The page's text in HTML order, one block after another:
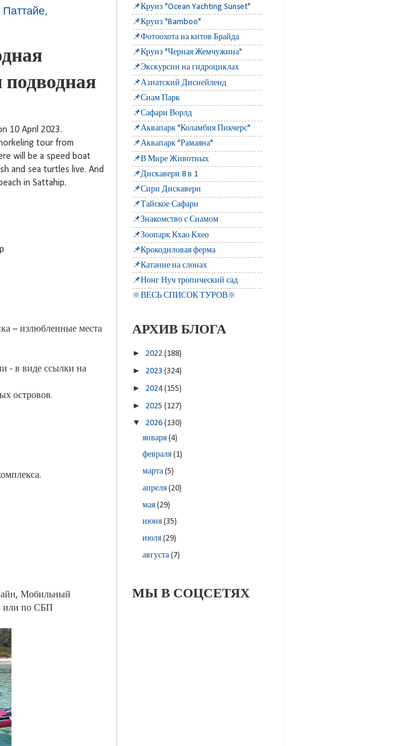
подводная
10 April 2023.
tour from
will be a speed boat
and sea turtles live. And
in Sattahip.
– излюбленные места
- в виде ссылки на
островов.
Мобильный
или по СБП
📌Круиз "Ocean Yachting Sunset"
📌Круиз "Bamboo"
📌Фотоохота на китов Брайда
📌Круиз "Черная Жемчужина"
📌Экскурсии на гидроциклах
📌Азиатский Диснейленд
📌Сиам Парк
📌Сафари Ворлд
📌Аквапарк "Коламбия Пикчерс"
📌Аквапарк "Рамаяна"
📌В Мире Животных
📌Дискавери 8 в 1
📌Сири Дискавери
📌Тайское Сафари
📌Знакомство с Сиамом
📌Зоопарк Кхао Кхео
📌Крокодиловая ферма
📌Катание на слонах
📌Нонг Нуч тропический сад
🔆ВЕСЬ СПИСОК ТУРОВ🔆
АРХИВ БЛОГА
► 2022 (188)
► 2023 (324)
► 2024(155)
► 2025 (127)
▼ 2026 (130)
января(4)
февраля(1)
марта(5)
апреля(20)
мая(29)
июня(35)
июля(29)
августа(7)
МЫ В СОЦСЕТЯХ